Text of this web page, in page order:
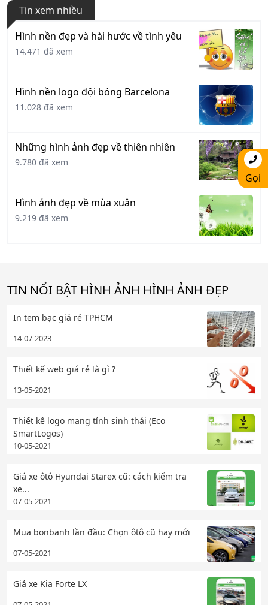
Tin xem nhiều
Hình nền đẹp và hài hước về tình yêu
14.471 đã xem
Hình nền logo đội bóng Barcelona
11.028 đã xem
Những hình ảnh đẹp về thiên nhiên
9.780 đã xem
Hình ảnh đẹp về mùa xuân
9.219 đã xem
TIN NỔI BẬT HÌNH ẢNH HÌNH ẢNH ĐẸP
In tem bạc giá rẻ TPHCM
14-07-2023
Thiết kế web giá rẻ là gì ?
13-05-2021
Thiết kế logo mang tính sinh thái (Eco
SmartLogos)
10-05-2021
Giá xe ôtô Hyundai Starex cũ: cách kiểm tra
xe...
07-05-2021
Mua bonbanh lần đầu: Chọn ôtô cũ hay mới
07-05-2021
Giá xe Kia Forte LX
Gọi